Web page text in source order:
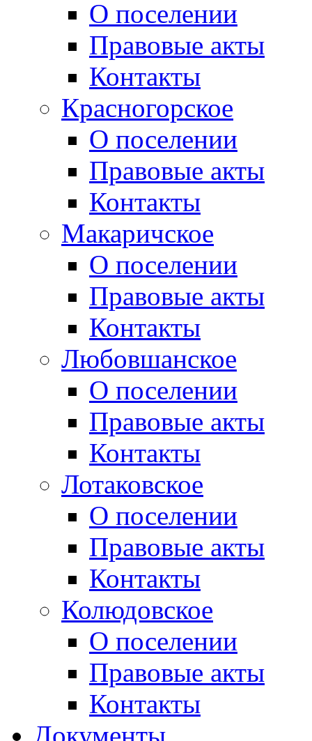
О поселении
Правовые акты
Контакты
Красногорское
О поселении
Правовые акты
Контакты
Макаричское
О поселении
Правовые акты
Контакты
Любовшанское
О поселении
Правовые акты
Контакты
Лотаковское
О поселении
Правовые акты
Контакты
Колюдовское
О поселении
Правовые акты
Контакты
Документы